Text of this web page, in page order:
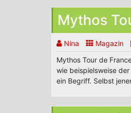
Mythos
Nina Magazin
Mythos Tour de
wie beispielsweise
ein Begriff. Selbst